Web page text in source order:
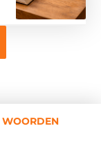
WOORDEN